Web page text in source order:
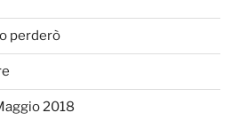
perderò
2018